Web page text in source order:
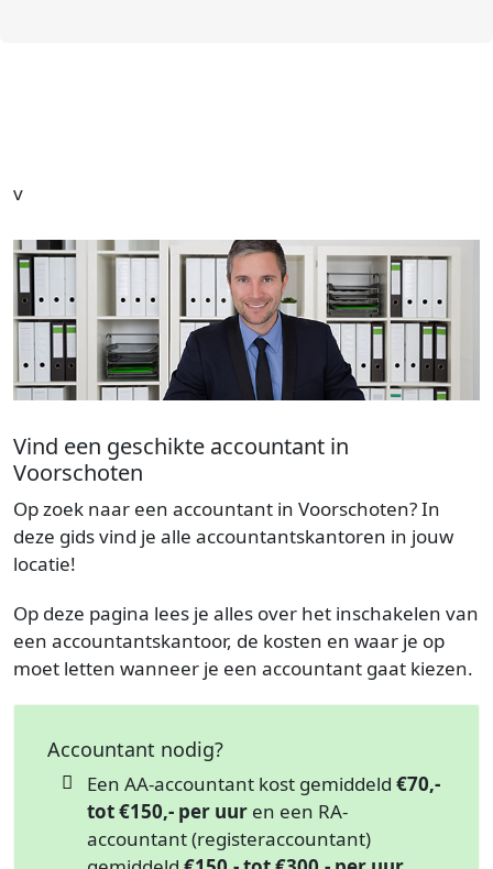
v
Vind een geschikte accountant in
Voorschoten
Op zoek naar een accountant in Voorschoten? In
deze gids vind je alle accountantskantoren in jouw
locatie!
Op deze pagina lees je alles over het inschakelen van
een accountantskantoor, de kosten en waar je op
moet letten wanneer je een accountant gaat kiezen.
Accountant nodig?
Een AA-accountant kost gemiddeld€70,-
tot €150,- per uur en een RA-
accountant (registeraccountant)